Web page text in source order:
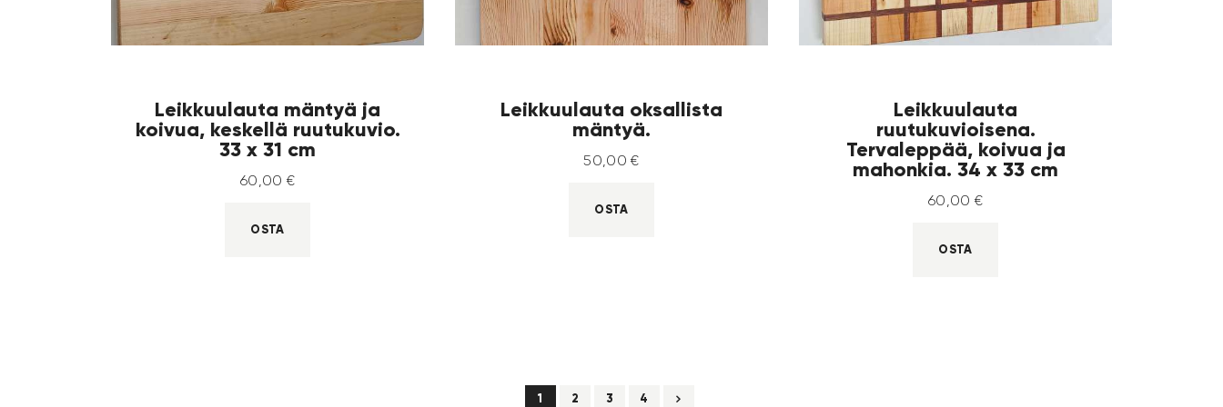
Leikkuulauta mäntyä ja
koivua, keskellä ruutukuvio.
33 x 31 cm
60 00 €
OSTA
Leikkuulauta oksallista
mäntyä.
50 00 €
OSTA
Leikkuulauta
ruutukuvioisena.
Tervaleppää, koivua ja
mahonkia. 34 x 33 cm
60 00 €
OSTA
1 2 3 4